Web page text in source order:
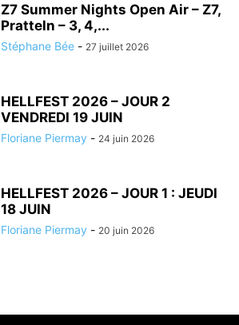
Z7 Summer Nights Open Air – Z7,
Pratteln – 3, 4,...
Stéphane Bée - 27 juillet 2026
HELLFEST 2026 – JOUR 2
VENDREDI 19 JUIN
Floriane Piermay - 24 juin 2026
HELLFEST 2026 – JOUR 1 : JEUDI
18 JUIN
Floriane Piermay - 20 juin 2026